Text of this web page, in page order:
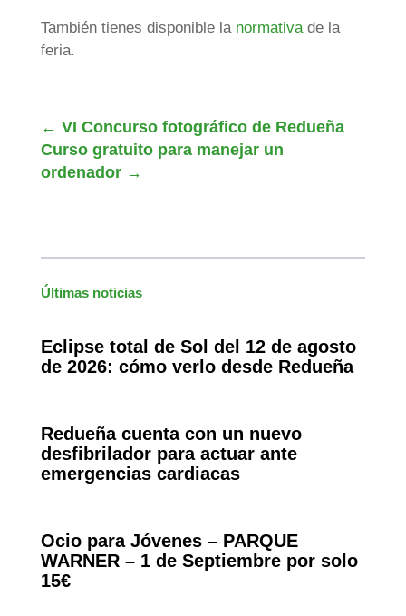
También tienes disponible la normativade la
feria.
← VI Concurso fotográfico de Redueña
Curso gratuito para manejar un
ordenador→
Últimas noticias
Eclipse total de Sol del 12 de agosto
de 2026: cómo verlo desde Redueña
Redueña cuenta con un nuevo
desfibrilador para actuar ante
emergencias cardiacas
Ocio para Jóvenes – PARQUE
WARNER – 1 de Septiembre por solo
15€